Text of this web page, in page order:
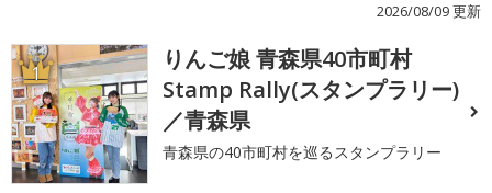
2026/08/09 更新
1
りんご娘 青森県40市町村
Stamp Rally(スタンプラリー)
／青森県
青森県の40市町村を巡るスタンプラリー